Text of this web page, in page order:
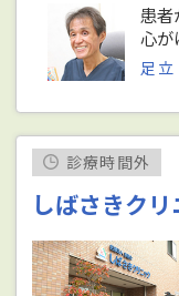
患者
心が
足
診療時間外
しばさきクリ